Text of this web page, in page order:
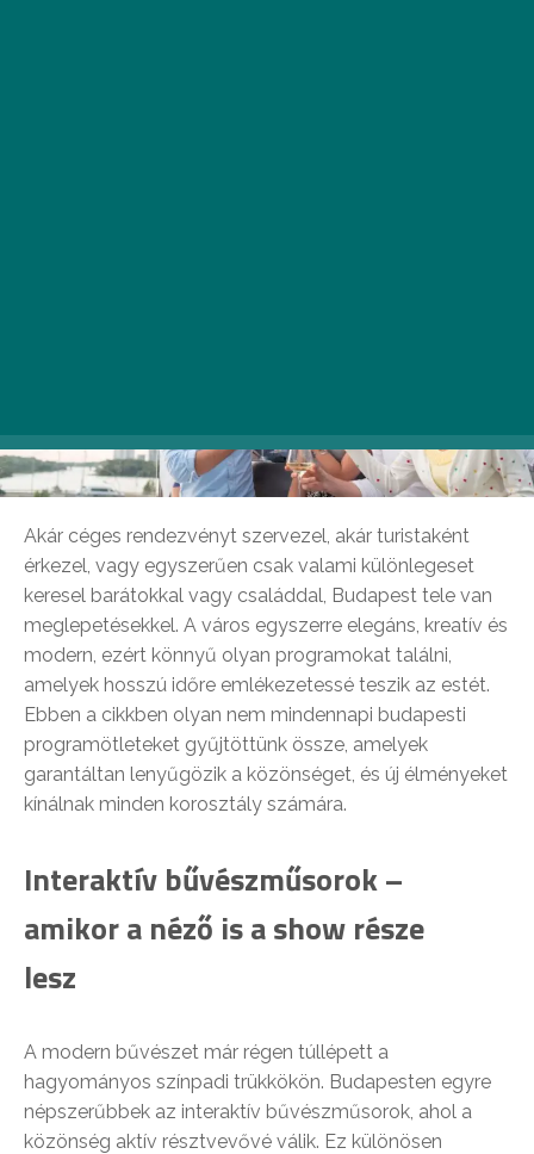
Akár céges rendezvényt szervezel, akár turistaként
érkezel, vagy egyszerűen csak valami különlegeset
keresel barátokkal vagy családdal, Budapest tele van
meglepetésekkel. A város egyszerre elegáns, kreatív és
modern, ezért könnyű olyan programokat találni,
amelyek hosszú időre emlékezetessé teszik az estét.
Ebben a cikkben olyan nem mindennapi budapesti
programötleteket gyűjtöttünk össze, amelyek
garantáltan lenyűgözik a közönséget, és új élményeket
kínálnak minden korosztály számára.
Interaktív bűvészműsorok –
amikor a néző is a show része
lesz
A modern bűvészet már régen túllépett a
hagyományos színpadi trükkökön. Budapesten egyre
népszerűbbek az interaktív bűvészműsorok, ahol a
közönség aktív résztvevővé válik. Ez különösen